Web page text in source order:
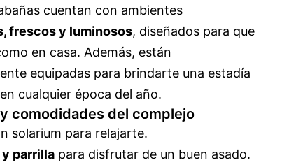
cuentan con ambientes
frescos y luminosos, diseñados para que
en casa. Además, están
equipadas para brindarte una estadía
cualquier época del año.
comodidades del complejo
solarium para relajarte.
parrilla para disfrutar de un buen asado.